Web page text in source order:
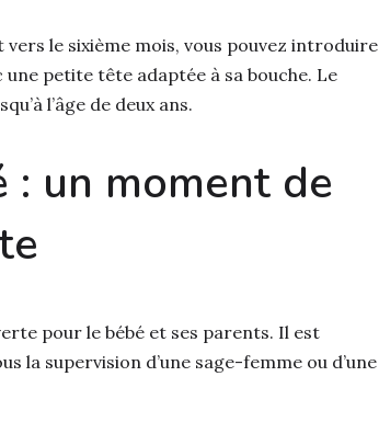
le sixième mois, vous pouvez introduire
petite tête adaptée à sa bouche. Le
l’âge de deux ans.
: un moment de
pour le bébé et ses parents. Il est
la supervision d’une sage-femme ou d’une